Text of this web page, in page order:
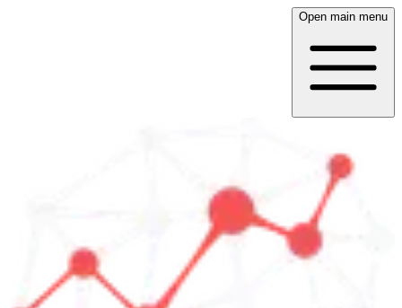
Open main menu